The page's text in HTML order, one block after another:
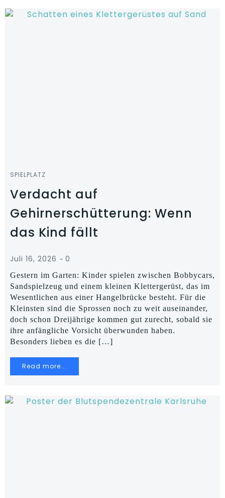
SPIELPLATZ
Verdacht auf
Gehirnerschütterung: Wenn
das Kind fällt
Juli 16, 2026 - 0
Gestern im Garten: Kinder spielen zwischen Bobbycars,
Sandspielzeug und einem kleinen Klettergerüst, das im
Wesentlichen aus einer Hangelbrücke besteht. Für die
Kleinsten sind die Sprossen noch zu weit auseinander,
doch schon Dreijährige kommen gut zurecht, sobald sie
ihre anfängliche Vorsicht überwunden haben.
Besonders lieben es die […]
Read more...